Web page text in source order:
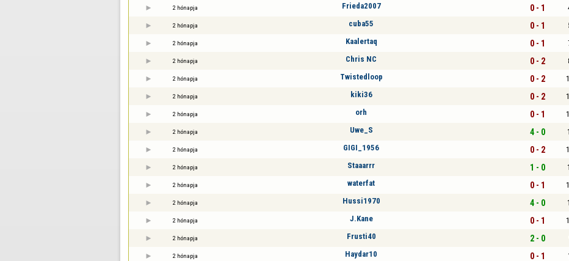
2 hónapja Frieda2007 0 - 1
2 hónapja cuba55 0 - 1
2 hónapja Kaalertaq 0 - 1
2 hónapja Chris NC 0 - 2
2 hónapja Twistedloop 0 - 2
2 hónapja kiki36 0 - 2
2 hónapja orh 0 - 1
2 hónapja Uwe_S 4 - 0
2 hónapja GIGI_1956 0 - 2
2 hónapja Staaarrr 1 - 0
2 hónapja waterfat 0 - 1
2 hónapja Hussi1970 4 - 0
2 hónapja J.Kane 0 - 1
2 hónapja Frusti40 2 - 0
2 hónapja Haydar10 0 - 1